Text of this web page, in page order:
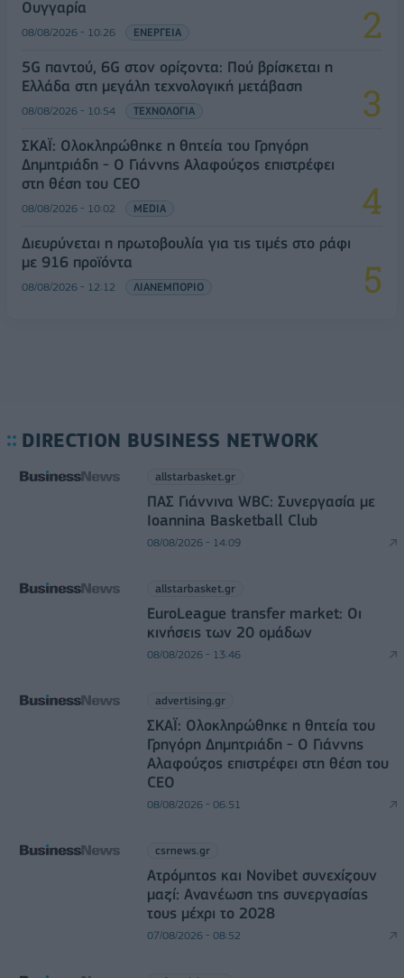
Ουγγαρία
08/08/2026 - 10:26 ΕΝΕΡΓΕΙΑ
5G παντού, 6G στον ορίζοντα: Πού βρίσκεται η
Ελλάδα στη μεγάλη τεχνολογική μετάβαση
08/08/2026 - 10:54 ΤΕΧΝΟΛΟΓΙΑ
ΣΚΑΪ: Ολοκληρώθηκε η θητεία του Γρηγόρη
Δημητριάδη - Ο Γιάννης Αλαφούζος επιστρέφει
στη θέση του CEO
08/08/2026 - 10:02 MEDIA
Διευρύνεται η πρωτοβουλία για τις τιμές στο ράφι
με 916 προϊόντα
08/08/2026 - 12:12 ΛΙΑΝΕΜΠΟΡΙΟ
DIRECTION BUSINESS NETWORK
allstarbasket.gr
ΠΑΣ Γιάννινα WBC: Συνεργασία με
Ioannina Basketball Club
08/08/2026 - 14:09
allstarbasket.gr
EuroLeague transfer market: Οι
κινήσεις των 20 ομάδων
08/08/2026 - 13:46
advertising.gr
ΣΚΑΪ: Ολοκληρώθηκε η θητεία του
Γρηγόρη Δημητριάδη - Ο Γιάννης
Αλαφούζος επιστρέφει στη θέση του
CEO
08/08/2026 - 06:51
csrnews.gr
Ατρόμητος και Novibet συνεχίζουν
μαζί: Ανανέωση της συνεργασίας
τους μέχρι το 2028
07/08/2026 - 08:52